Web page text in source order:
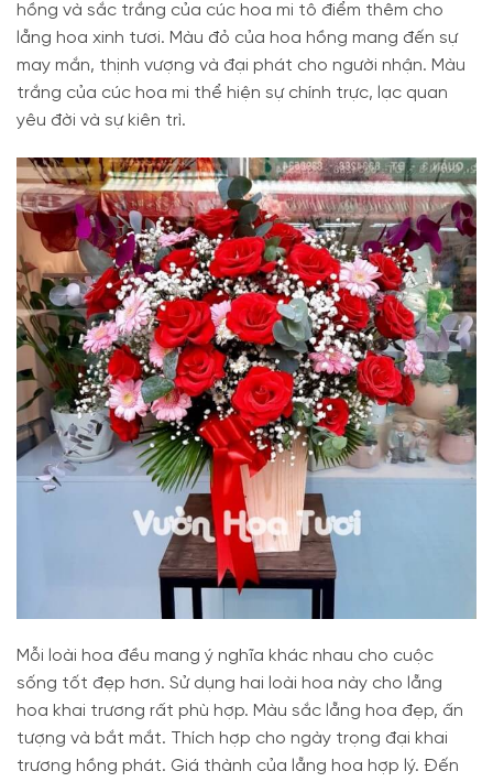
hồng và sắc trắng của cúc hoa mi tô điểm thêm cho
lẵng hoa xinh tươi. Màu đỏ của hoa hồng mang đến sự
may mắn, thịnh vượng và đại phát cho người nhận. Màu
trắng của cúc hoa mi thể hiện sự chính trực, lạc quan
yêu đời và sự kiên trì.
Mỗi loài hoa đều mang ý nghĩa khác nhau cho cuộc
sống tốt đẹp hơn. Sử dụng hai loài hoa này cho lẵng
hoa khai trương rất phù hợp. Màu sắc lẵng hoa đẹp, ấn
tượng và bắt mắt. Thích hợp cho ngày trọng đại khai
trương hồng phát. Giá thành của lẵng hoa hợp lý. Đến